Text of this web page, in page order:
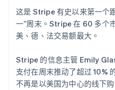
这是 Stripe 有史以来第一个
一”周末。Stripe 在 60 多个
美、德、法交易额最大。
Stripe 的信息主管 Emily
支付在周末推动了超过 10%
不再是以美国为中心的线下